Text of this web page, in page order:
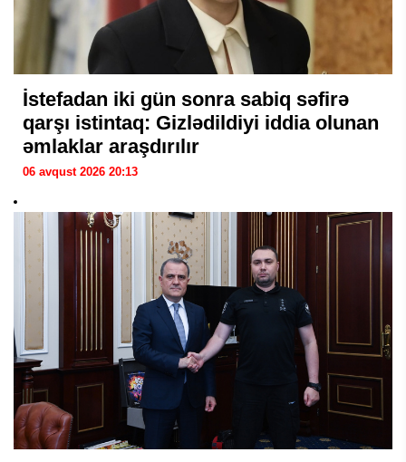
İstefadan iki gün sonra sabiq səfirə
qarşı istintaq: Gizlədildiyi iddia olunan
əmlaklar araşdırılır
06 avqust 2026 20:13